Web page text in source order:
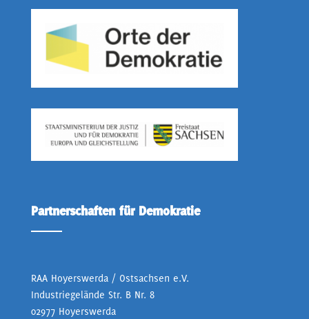
Partnerschaften für Demokratie
RAA Hoyerswerda / Ostsachsen e.V.
Industriegelände Str. B Nr. 8
02977 Hoyerswerda